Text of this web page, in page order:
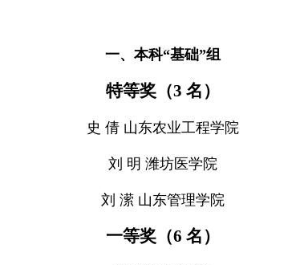
一、本科“基础”组
特等奖（3 名）
史 倩 山东农业工程学院
刘 明 潍坊医学院
刘 潆 山东管理学院
一等奖（6 名）